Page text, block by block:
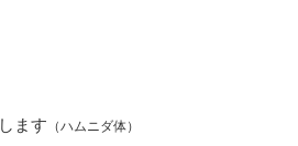
ます （ハムニダ体）